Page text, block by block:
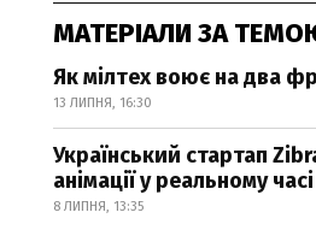
МАТЕРІАЛИ ЗА
Як мілтех воює на два
13 ЛИПНЯ, 16:30
Український стартап
анімації у реальному часі
8 ЛИПНЯ, 13:35